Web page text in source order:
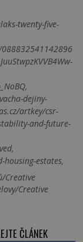
twenty-five-
dejiny-
artkey/csr-
and-future-
estates,
Creative
Creative
ČLÁNEK